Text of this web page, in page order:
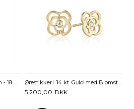
5.200,00 DKK